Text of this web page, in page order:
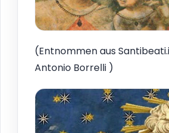
(Entnommen aus
Antonio Borrelli )